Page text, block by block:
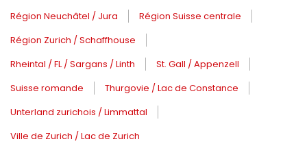
Région Neuchâtel / Jura
Région Suisse centrale
Région Zurich / Schaffhouse
Rheintal / FL / Sargans / Linth
St. Gall / Appenzell
Suisse romande
Thurgovie / Lac de Constance
Unterland zurichois / Limmattal
Ville de Zurich / Lac de Zurich